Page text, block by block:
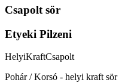
Csapolt sör
Etyeki Pilzeni
HelyiKraftCsapolt
Pohár / Korsó - helyi kraft sör